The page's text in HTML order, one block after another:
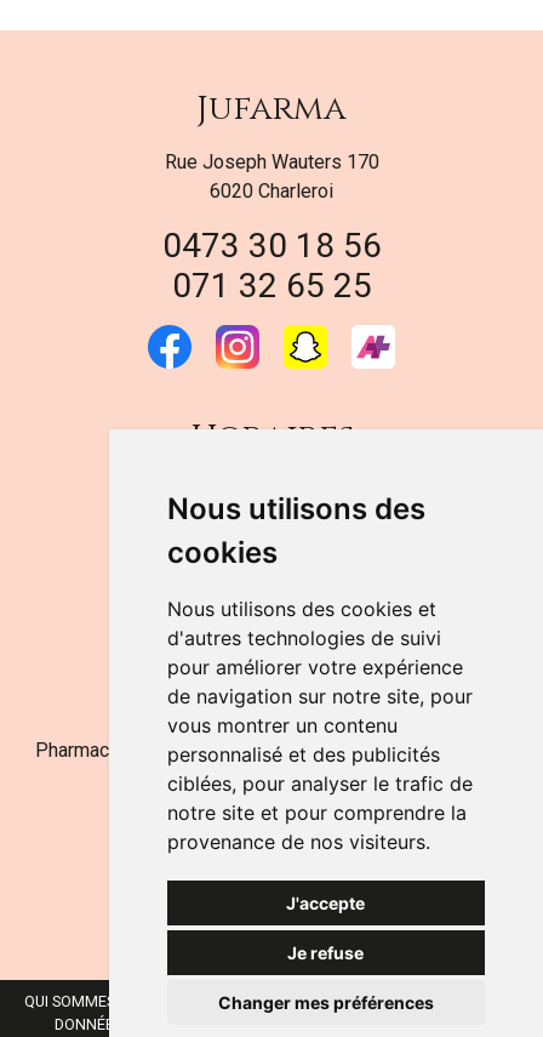
Nous utilisons des
cookies
Nous utilisons des cookies et
d'autres technologies de suivi
pour améliorer votre expérience
de navigation sur notre site, pour
vous montrer un contenu
personnalisé et des publicités
ciblées, pour analyser le trafic de
notre site et pour comprendre la
provenance de nos visiteurs.
J'accepte
Je refuse
Changer mes préférences
Jufarma
Rue Joseph Wauters 170
6020 Charleroi
0473 30 18 56
071 32 65 25
Horaires
DU LUNDI AU VENDREDI
de 9h à 12h30 et de 14h à 18h
LE SAMEDI
de 9h à 12h30
NOUS CONTACTER
Pharmacie Jufarma - Fatima Abachra - APB 521704 - N°
Entreprise BE0882-700-592
QUI SOMMES-NOUS ? NOS MARQUES MENTIONS LÉGALES
DONNÉES PERSONNELLES